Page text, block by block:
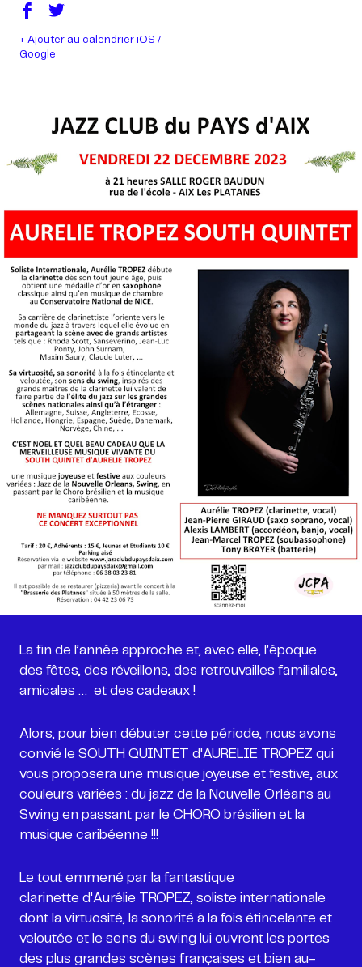
+ Ajouter au calendrier iOS /
Google
La fin de l’année approche et, avec elle, l’époque
des fêtes, des réveillons, des retrouvailles familiales,
amicales … et des cadeaux !
Alors, pour bien débuter cette période, nous avons
convié le SOUTH QUINTET d'AURELIE TROPEZ qui
vous proposera une musique joyeuse et festive, aux
couleurs variées : du jazz de la Nouvelle Orléans au
Swing en passant par le CHORO brésilien et la
musique caribéenne !!!
Le tout emmené par la fantastique
clarinette d'Aurélie TROPEZ, soliste internationale
dont la virtuosité, la sonorité à la fois étincelante et
veloutée et le sens du swing lui ouvrent les portes
des plus grandes scènes françaises et bien au-